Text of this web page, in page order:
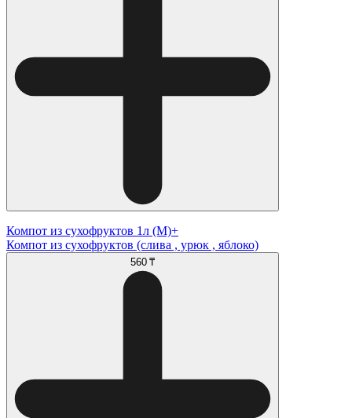
Компот из сухофруктов 1л (М)+
Компот из сухофруктов (слива , урюк , яблоко)
560 ₸